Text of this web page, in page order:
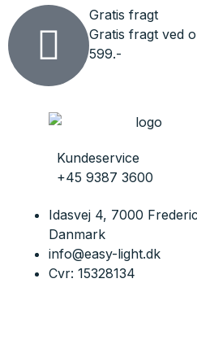
Gratis fragt
Gratis fragt ved
599.-
Kundeservice
+45 9387 3600
Idasvej 4, 7000
Danmark
info@easy-light.dk
Cvr: 15328134